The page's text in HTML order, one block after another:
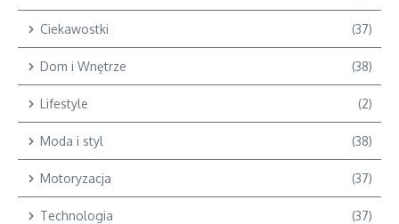
Ciekawostki (37)
Dom i Wnętrze (38)
Lifestyle (2)
Moda i styl (38)
Motoryzacja (37)
Technologia (37)